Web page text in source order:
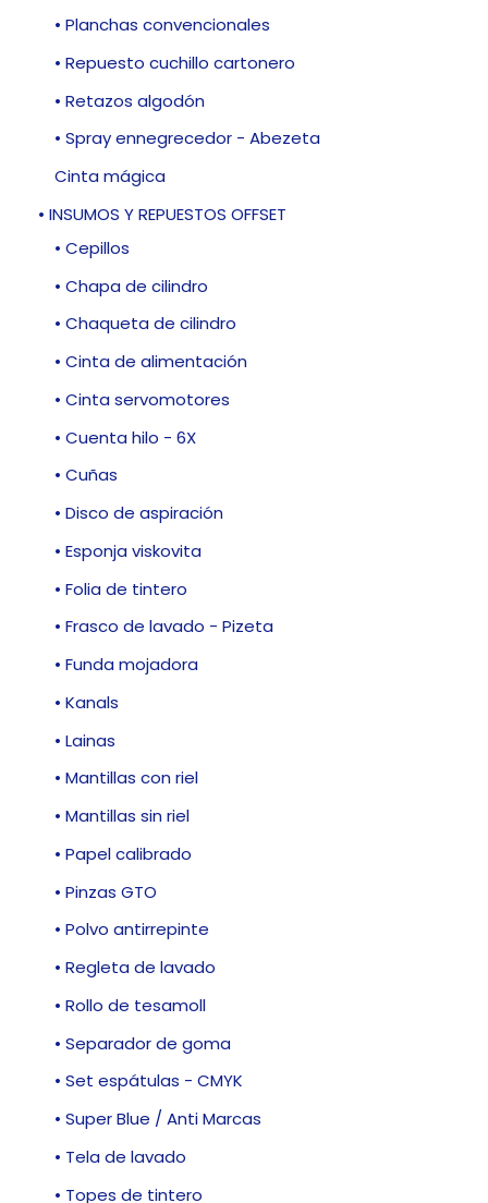
• Planchas convencionales
• Repuesto cuchillo cartonero
• Retazos algodón
• Spray ennegrecedor - Abezeta
Cinta mágica
• INSUMOS Y REPUESTOS OFFSET
• Cepillos
• Chapa de cilindro
• Chaqueta de cilindro
• Cinta de alimentación
• Cinta servomotores
• Cuenta hilo - 6X
• Cuñas
• Disco de aspiración
• Esponja viskovita
• Folia de tintero
• Frasco de lavado - Pizeta
• Funda mojadora
• Kanals
• Lainas
• Mantillas con riel
• Mantillas sin riel
• Papel calibrado
• Pinzas GTO
• Polvo antirrepinte
• Regleta de lavado
• Rollo de tesamoll
• Separador de goma
• Set espátulas - CMYK
• Super Blue / Anti Marcas
• Tela de lavado
• Topes de tintero